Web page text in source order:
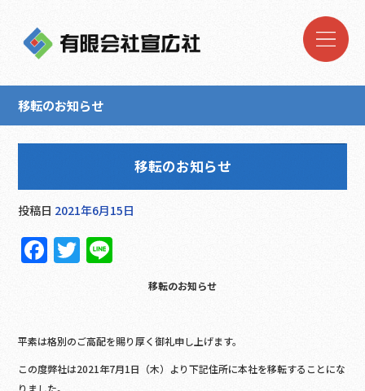
移転のお知らせ
移転のお知らせ
投稿日 2021年6月15日
F
a
e
b
o
T
w
te
r
移転のお知らせ
平素は格別のご高配を賜り厚く御礼申し上げます。
この度弊社は2021年7月1日（木）より下記住所に本社を移転することにな
りました。